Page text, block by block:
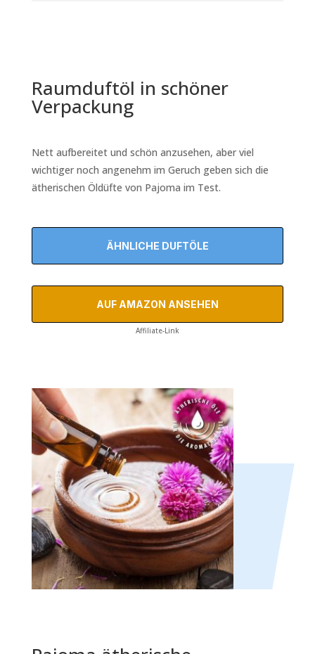
Raumduftöl in schöner
Verpackung
Nett aufbereitet und schön anzusehen, aber viel
wichtiger noch angenehm im Geruch geben sich die
ätherischen Öldüfte von Pajoma im Test.
ÄHNLICHE DUFTÖLE
AUF AMAZON ANSEHEN
Affiliate-Link